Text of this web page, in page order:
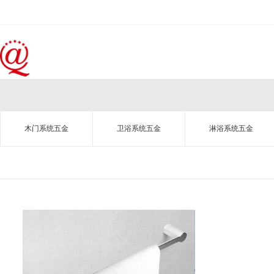
木门系统五金 卫浴系统五金 淋浴系统五金